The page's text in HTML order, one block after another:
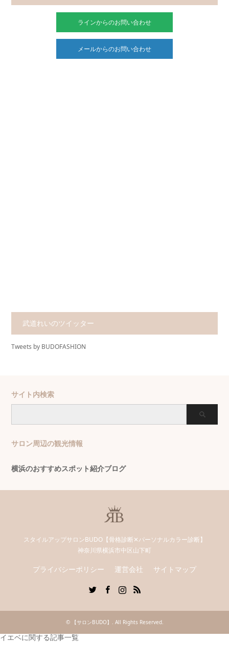
ラインからのお問い合わせ
メールからのお問い合わせ
武道れいのツイッター
Tweets by BUDOFASHION
サイト内検索
サロン周辺の観光情報
横浜のおすすめスポット紹介ブログ
スタイルアップサロンBUDO【骨格診断✕パーソナルカラー診断】
神奈川県横浜市中区山下町
プライバシーポリシー 運営会社
サイトマップ
RSS
© 【サロンBUDO】 . All Rights Reserved.
イエベに関する記事一覧